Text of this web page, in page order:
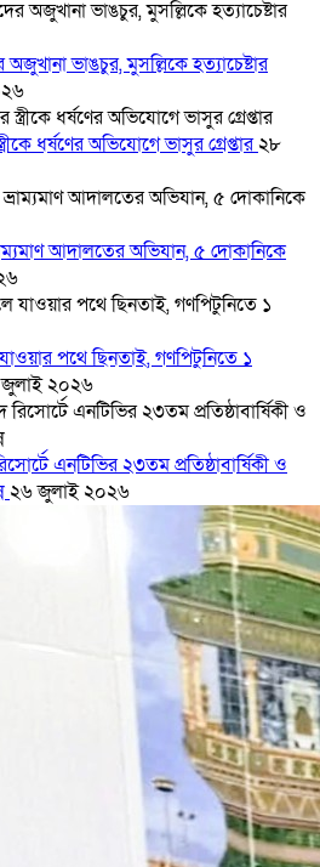
ভাঙচুর, মুসল্লিকে হত্যাচেষ্টার
ধর্ষণের অভিযোগে ভাসুর গ্রেপ্তার২৮
আদালতের অভিযান, ৫ দোকানিকে
পথে ছিনতাই, গণপিটুনিতে ১
২০২৬
এনটিভির ২৩তম প্রতিষ্ঠাবার্ষিকী ও
২৬ জুলাই ২০২৬